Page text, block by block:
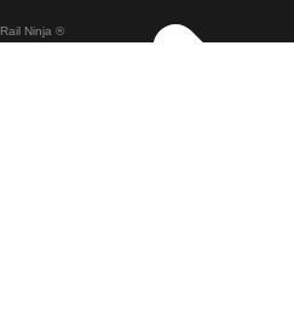
Züge von Braga
Rail Ninja ®